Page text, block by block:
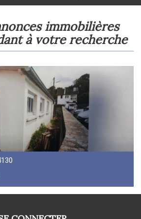
à votre recherche